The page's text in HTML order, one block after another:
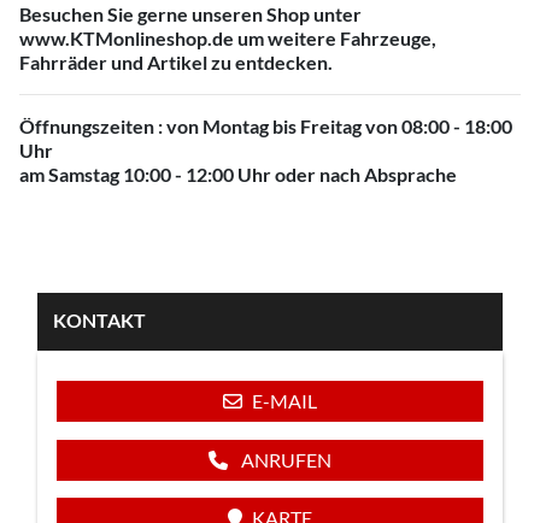
Besuchen Sie gerne unseren Shop unter
www.KTMonlineshop.de um weitere Fahrzeuge,
Fahrräder und Artikel zu entdecken.
Öffnungszeiten : von Montag bis Freitag von 08:00 - 18:00
Uhr
am Samstag 10:00 - 12:00 Uhr oder nach Absprache
KONTAKT
E-MAIL
ANRUFEN
KARTE